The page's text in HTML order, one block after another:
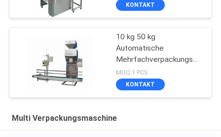
KONTAKT
10 kg 50 kg
Automatische
Mehrfachverpackungsm
aschine
MOQ:1 PCS
KONTAKT
Multi Verpackungsmaschine